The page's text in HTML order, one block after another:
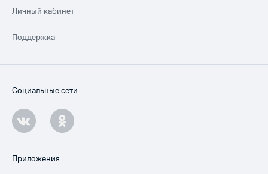
Личный кабинет
Поддержка
Социальные сети
Приложения